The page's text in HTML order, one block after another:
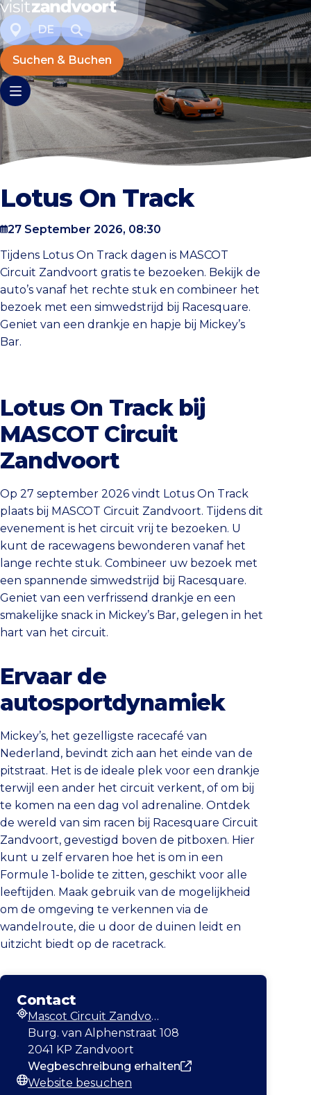
DE
Suchen & Buchen
Lotus On Track
27 September 2026, 08:30
Tijdens Lotus On Track dagen is MASCOT
Circuit Zandvoort gratis te bezoeken. Bekijk de
auto’s vanaf het rechte stuk en combineer het
bezoek met een simwedstrijd bij Racesquare.
Geniet van een drankje en hapje bij Mickey’s
Bar.
Lotus On Track bij
MASCOT Circuit
Zandvoort
Op 27 september 2026 vindt Lotus On Track
plaats bij MASCOT Circuit Zandvoort. Tijdens dit
evenement is het circuit vrij te bezoeken. U
kunt de racewagens bewonderen vanaf het
lange rechte stuk. Combineer uw bezoek met
een spannende simwedstrijd bij Racesquare.
Geniet van een verfrissend drankje en een
smakelijke snack in Mickey’s Bar, gelegen in het
hart van het circuit.
Ervaar de
autosportdynamiek
Mickey’s, het gezelligste racecafé van
Nederland, bevindt zich aan het einde van de
pitstraat. Het is de ideale plek voor een drankje
terwijl een ander het circuit verkent, of om bij
te komen na een dag vol adrenaline. Ontdek
de wereld van sim racen bij Racesquare Circuit
Zandvoort, gevestigd boven de pitboxen. Hier
kunt u zelf ervaren hoe het is om in een
Formule 1-bolide te zitten, geschikt voor alle
leeftijden. Maak gebruik van de mogelijkheid
om de omgeving te verkennen via de
wandelroute, die u door de duinen leidt en
uitzicht biedt op de racetrack.
Contact
Adresse
Mascot Circuit Zandvoort
Burg. van Alphenstraat 108
2041 KP Zandvoort
Wegbeschreibung erhalten
Website besuchen